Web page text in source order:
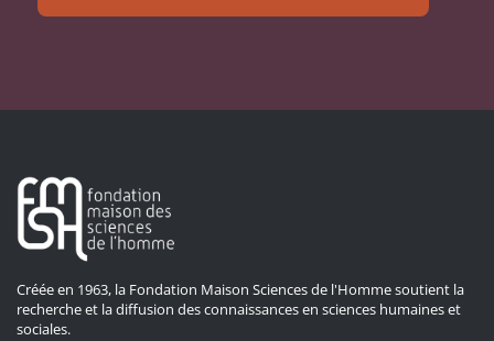
Créée en 1963, la Fondation Maison Sciences de l'Homme soutient la
recherche et la diffusion des connaissances en sciences humaines et
sociales.